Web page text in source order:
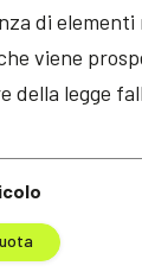
di
viene
della legge